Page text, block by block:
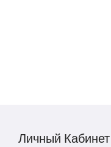
Личный Кабинет